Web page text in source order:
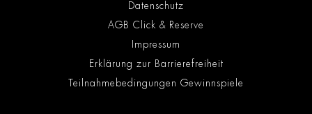
Datenschutz
AGB Click & Reserve
Impressum
Erklärung zur Barrierefreiheit
Teilnahmebedingungen Gewinnspiele